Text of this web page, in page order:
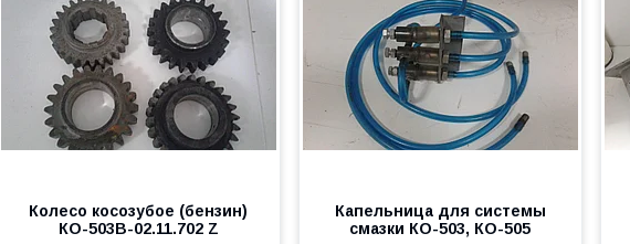
Колесо косозубое (бензин)
КО-503В-02.11.702 Z
Капельница для системы
смазки КО-503, КО-505